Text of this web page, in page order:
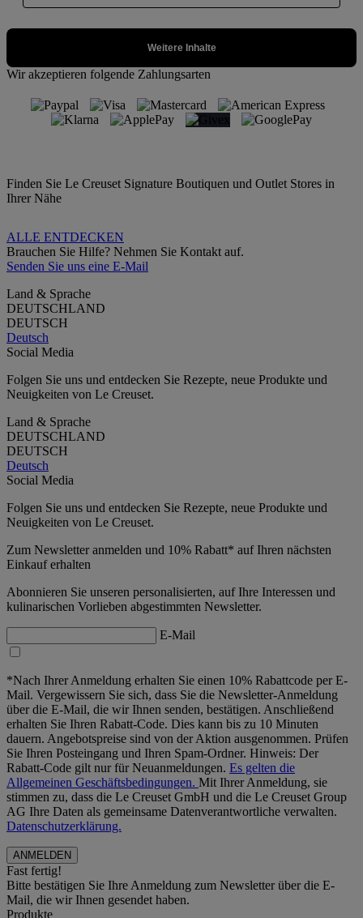
Wir akzeptieren folgende Zahlungsarten
Finden Sie Le Creuset Signature Boutiquen und Outlet Stores in
Ihrer Nähe
ALLE ENTDECKEN
Brauchen Sie Hilfe? Nehmen Sie Kontakt auf.
Senden Sie uns eine E-Mail
Land & Sprache
DEUTSCHLAND
DEUTSCH
Deutsch
Social Media
Folgen Sie uns und entdecken Sie Rezepte, neue Produkte und
Neuigkeiten von Le Creuset.
Land & Sprache
DEUTSCHLAND
DEUTSCH
Deutsch
Social Media
Folgen Sie uns und entdecken Sie Rezepte, neue Produkte und
Neuigkeiten von Le Creuset.
Zum Newsletter anmelden und 10% Rabatt* auf Ihren nächsten
Einkauf erhalten
Abonnieren Sie unseren personalisierten, auf Ihre Interessen und
kulinarischen Vorlieben abgestimmten Newsletter.
E-Mail
*Nach Ihrer Anmeldung erhalten Sie einen 10% Rabattcode per E-
Mail. Vergewissern Sie sich, dass Sie die Newsletter-Anmeldung
über die E-Mail, die wir Ihnen senden, bestätigen. Anschließend
erhalten Sie Ihren Rabatt-Code. Dies kann bis zu 10 Minuten
dauern. Angebotspreise sind von der Aktion ausgenommen. Prüfen
Sie Ihren Posteingang und Ihren Spam-Ordner. Hinweis: Der
Rabatt-Code gilt nur für Neuanmeldungen. Es gelten die
Allgemeinen Geschäftsbedingungen. Mit Ihrer Anmeldung, sie
stimmen zu, dass die Le Creuset GmbH und die Le Creuset Group
AG Ihre Daten als gemeinsame Datenverantwortliche verwalten.
Datenschutzerklärung.
Fast fertig!
Bitte bestätigen Sie Ihre Anmeldung zum Newsletter über die E-
Mail, die wir Ihnen gesendet haben.
Produkte